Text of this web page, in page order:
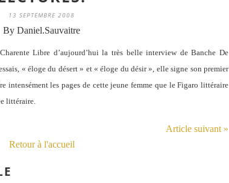
13 SEPTEMBRE 2008
By Daniel.Sauvaitre
Libre d’aujourd’hui la très belle interview de Banche De
« éloge du désert » et « éloge du désir », elle signe son premier
intensément les pages de cette jeune femme que le Figaro littéraire
littéraire.
Article suivant »
Retour à l'accueil